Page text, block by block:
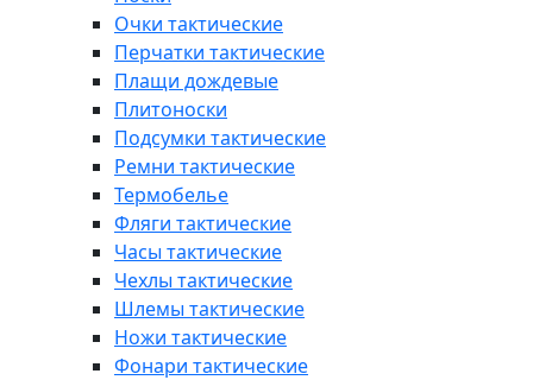
Очки тактические
Перчатки тактические
Плащи дождевые
Плитоноски
Подсумки тактические
Ремни тактические
Термобелье
Фляги тактические
Часы тактические
Чехлы тактические
Шлемы тактические
Ножи тактические
Фонари тактические